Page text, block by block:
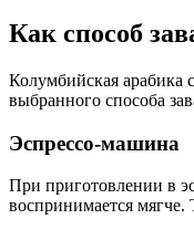
Как способ
Колумбийская арабика
выбранного способа
Эспрессо-машина
При приготовлении в
воспринимается мягче.